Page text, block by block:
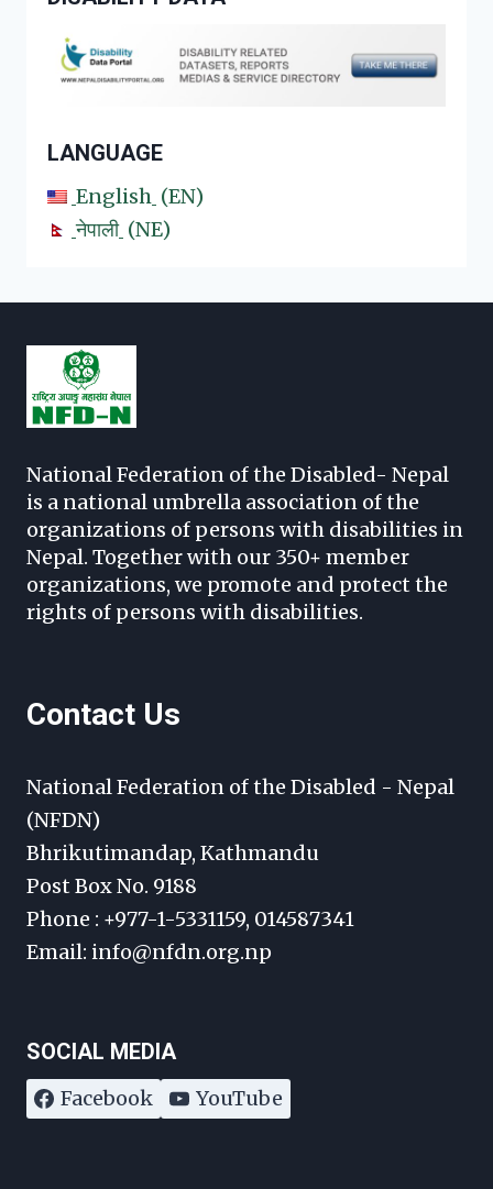
LANGUAGE
English
EN
नेपाली
NE
National Federation of the Disabled- Nepal
is a national umbrella association of the
organizations of persons with disabilities in
Nepal. Together with our 350+ member
organizations, we promote and protect the
rights of persons with disabilities.
Contact Us
National Federation of the Disabled - Nepal
(NFDN)
Bhrikutimandap, Kathmandu
Post Box No. 9188
Phone : +977-1-5331159, 014587341
Email: info@nfdn.org.np
SOCIAL MEDIA
Facebook YouTube